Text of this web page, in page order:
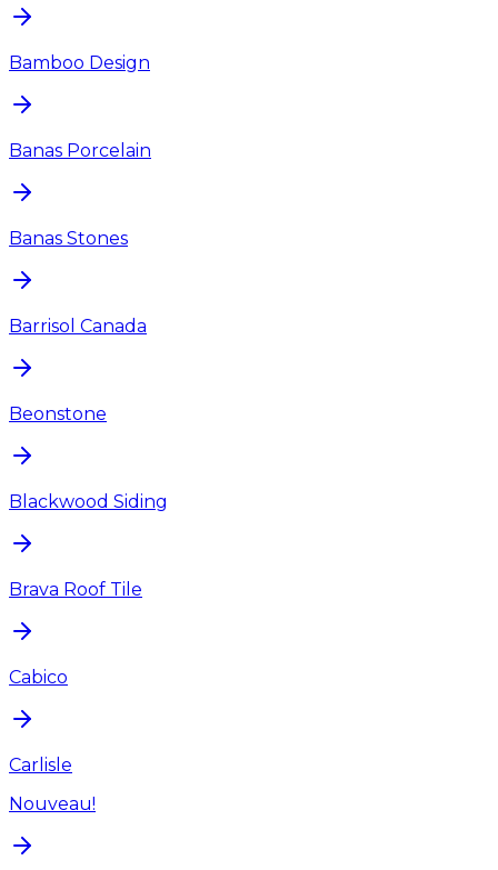
Bamboo Design
Banas Porcelain
Banas Stones
Barrisol Canada
Beonstone
Blackwood Siding
Brava Roof Tile
Cabico
Carlisle
Nouveau!